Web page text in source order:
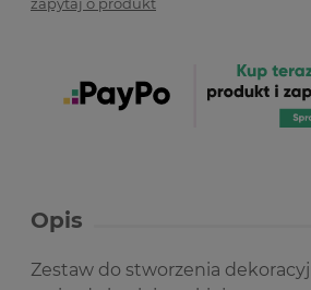
Opis
Zestaw do stworzenia